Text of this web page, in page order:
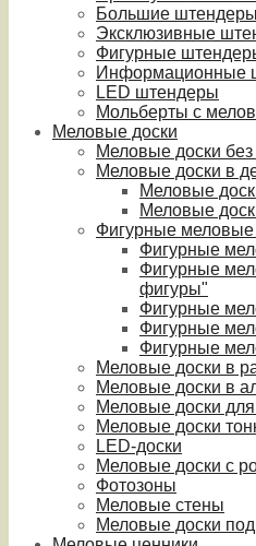
Большие штендеры
Эксклюзивные
Фигурные
Информационные
LED штендеры
Мольберты с
Меловые доски
Меловые доски
Меловые доски в
Меловые
Меловые
Фигурные меловые
Фигурные
Фигурные
фигуры"
Фигурные
Фигурные
Фигурные
Меловые доски в
Меловые доски в
Меловые доски
Меловые доски
LED-доски
Меловые доски с
Фотозоны
Меловые стены
Меловые доски под